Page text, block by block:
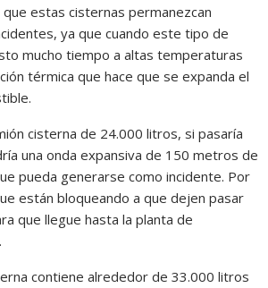
que estas cisternas permanezcan
ya que cuando este tipo de
mucho tiempo a altas temperaturas
térmica que hace que se expanda el
cisterna de 24.000 litros, si pasaría
una onda expansiva de 150 metros de
pueda generarse como incidente. Por
están bloqueando a que dejen pasar
que llegue hasta la planta de
contiene alrededor de 33.000 litros